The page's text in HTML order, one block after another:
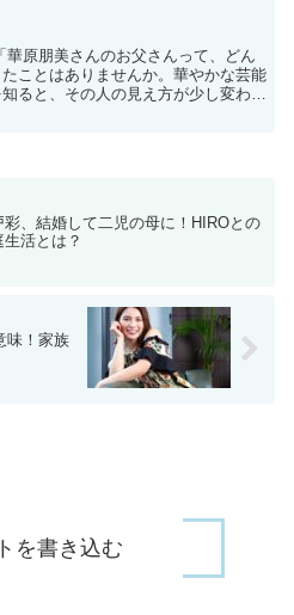
原朋美さんのお父さんって、どん
ことはありませんか。華やかな芸能
ると、その人の見え方が少し変わる
彩、結婚して二児の母に！HIROとの
生活とは？
味！家族
を書き込む